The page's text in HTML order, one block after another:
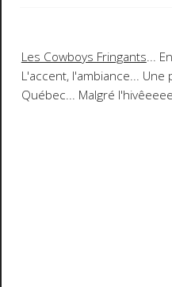
Les Cowboys Fringants...
L'accent, l'ambiance... Une
Québec... Malgré